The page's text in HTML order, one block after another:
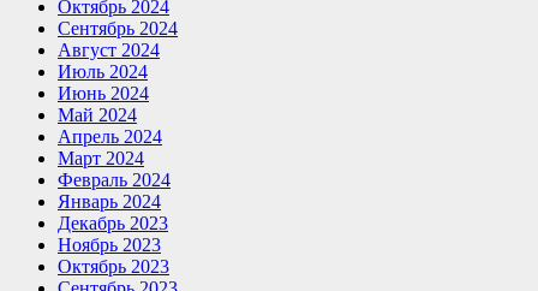
Октябрь 2024
Сентябрь 2024
Август 2024
Июль 2024
Июнь 2024
Май 2024
Апрель 2024
Март 2024
Февраль 2024
Январь 2024
Декабрь 2023
Ноябрь 2023
Октябрь 2023